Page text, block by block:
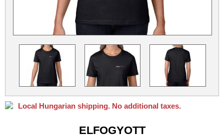
Qubes OS
Slackware Ubuntu
Ubuntu MATE Ubuntu Studio VLC
Xubuntu
Local Hungarian shipping. No additional taxes.
ELFOGYOTT